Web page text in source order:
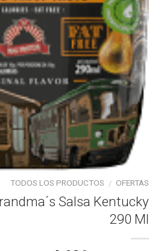
TODOS LOS PRODUCTOS / OFERTAS
Salsa Kentucky
290 Ml